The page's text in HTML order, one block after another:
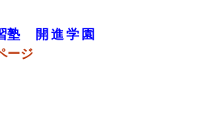
開 進 学 園
ージ